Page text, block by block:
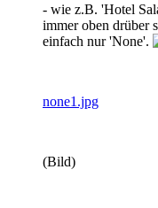
- wie z.B. 'Hotel
immer oben drüber
einfach nur 'None'.
none1.jpg
(Bild)